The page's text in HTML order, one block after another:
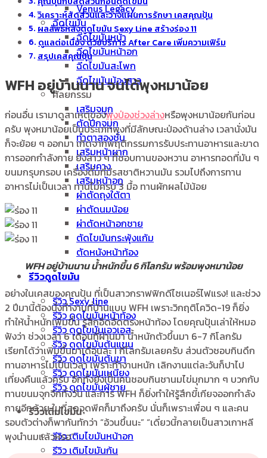
Venus Legacy
ฉีดไขมัน
ฉีดไขมันหน้า
ฉีดไขมันหน้าอก
ฉีดไขมันสะโพก
ฉีดไขมันน้องสาว
ศัลยกรรม
เสริมจมูก
ตัดปีกจมูก
ทำตาสองชั้น
เสริมหน้าผาก
เสริมคาง
เสริมหน้าอก
ผ่าตัดถุงใต้ตา
ผ่าตัดนมน้อย
ผ่าตัดหน้าอกชาย
ตัดไขมันกระพุ้งแก้ม
ตัดหนังหน้าท้อง
รีวิวดูดไขมัน
รีวิว Sexy line
รีวิว ดูดไขมันหน้าท้อง
รีวิว ดูดไขมันเอวเอส
รีวิว ดูดไขมันต้นแขน
รีวิว ดูดไขมันต้นขา
รีวิว ดูดไขมันเหนียง
รีวิว ดูดไขมันผู้ชาย
รีวิวเติมไขมัน
รีวิว เติมไขมันหน้าอก
รีวิว เติมไขมันก้น
วิเคราะห์สัดส่วนและวางแผนการรักษา เคสคุณปุ้น
ผลลัพธ์หลังดูดไขมัน Sexy Line สร้างร่อง 11
ดูแลต่อเนื่อง ด้วยบริการ After Care เพิ่มความเฟิร์ม
สรุปเคสคุณปุ้น
WFH อยู่บ้านนาน จนได้พุงหมาน้อย
ก่อนอื่น เรามาดูสาเหตุของพุงป่องช่วงล่างหรือพุงหมาน้อยกันก่อน
ครับ พุงหมาน้อยเป็นประเภทพุงที่มีลักษณะป่องด้านล่าง เวลานั่งมัน
ก็จะย้อย ๆ ออกมา เกิดจากพฤติกรรมการรับประทานอาหารและขาด
การออกกำลังกาย ยิ่งสาว ๆ ที่ชอบทานของหวาน อาหารทอดที่มัน ๆ
ขนมกรุบกรอบ เครื่องดื่มที่มีรสชาติหวานมัน รวมไปถึงการทาน
อาหารไม่เป็นเวลา ทานไม่ครบ 3 มื้อ ทานผักผลไม้น้อย
WFH อยู่บ้านนาน น้ำหนักขึ้น 6 กิโลกรัม พร้อมพุงหมาน้อย
อย่างในเคสของคุณปุ้น ที่เป็นสาวกราฟฟิกดีไซเนอร์ไฟแรง! และช่วง
2 ปีมานี้ต้องนั่งทำงานที่บ้านแบบ WFH เพราะวิกฤติโควิด-19 ก็ยิ่ง
ทำให้น้ำหนักเพิ่มขึ้น รู้สึกอึดอัดตรงหน้าท้อง โดยคุณปุ้นเล่าให้หมอ
ฟังว่า ช่วงเวลา 6 เดือนที่ผ่านมา น้ำหนักตัวขึ้นมา 6-7 กิโลกรัม
เรียกได้ว่าเพิ่มขึ้นมาเดือนละ 1 กิโลกรัมเลยครับ ส่วนตัวชอบกินดึก
ทานอาหารไม่เป็นเวลา เพราะทำงานหนัก เลิกงานแต่ละวันก็ปาไป
เที่ยงคืนแล้วครับ อีกทั้งยังเป็นคนชอบกินชานมไข่มุกมาก ๆ บวกกับ
ทานขนมจุกจิกทั้งวัน และการ WFH ก็ยิ่งทำให้รู้สึกขี้เกียจออกกำลัง
กายอีกด้วย ในที่สุดจุดพีคก็มาถึงครับ นั่นก็เพราะเพื่อน ๆ และคน
รอบตัวต่างก็พากันทักว่า “อ้วนขึ้นนะ” “เดี๋ยวนี้กลายเป็นสาวเกาหลี
พุงนำนมแล้วหรอ”